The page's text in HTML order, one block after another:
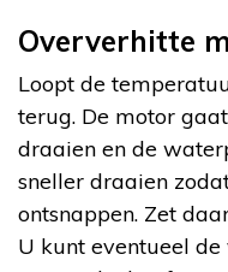
Oververhitte
Loopt de
terug. De motor
draaien en de
sneller draaien
ontsnappen. Zet
U kunt eventueel